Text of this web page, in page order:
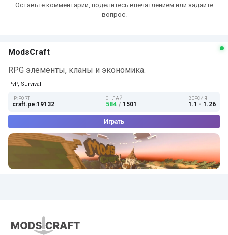
Оставьте комментарий, поделитесь впечатлением или задайте
вопрос.
ModsCraft
RPG элементы, кланы и экономика.
PvP, Survival
IP:PORT
craft.pe:19132
ОНЛАЙН
584 / 1501
ВЕРСИЯ
1.1 - 1.26
Играть